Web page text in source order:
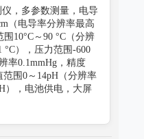
，多参数测量，电导
（电导率分辨率最高
10°C～90 °C（分辨
°C），压力范围-600
率0.1mmHg，精度
范围0～14pH（分辨率
），电池供电，大屏